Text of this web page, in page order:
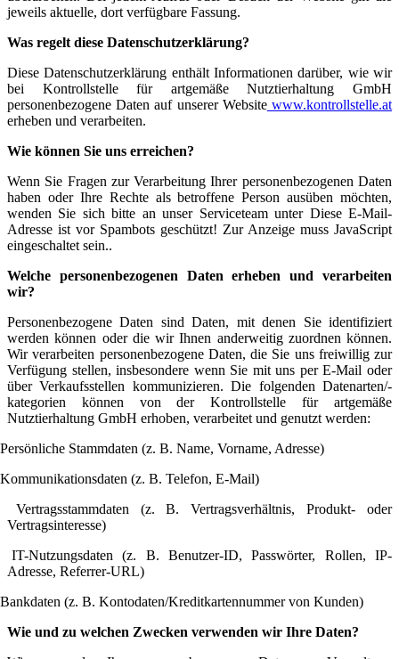
jeweils aktuelle, dort verfügbare Fassung.
Was regelt diese Datenschutzerklärung?
Diese Datenschutzerklärung enthält Informationen darüber, wie wir
bei Kontrollstelle für artgemäße Nutztierhaltung GmbH
personenbezogene Daten auf unserer Website www.kontrollstelle.at
erheben und verarbeiten.
Wie können Sie uns erreichen?
Wenn Sie Fragen zur Verarbeitung Ihrer personenbezogenen Daten
haben oder Ihre Rechte als betroffene Person ausüben möchten,
wenden Sie sich bitte an unser Serviceteam unter Diese E-Mail-
Adresse ist vor Spambots geschützt! Zur Anzeige muss JavaScript
eingeschaltet sein..
Welche personenbezogenen Daten erheben und verarbeiten
wir?
Personenbezogene Daten sind Daten, mit denen Sie identifiziert
werden können oder die wir Ihnen anderweitig zuordnen können.
Wir verarbeiten personenbezogene Daten, die Sie uns freiwillig zur
Verfügung stellen, insbesondere wenn Sie mit uns per E-Mail oder
über Verkaufsstellen kommunizieren. Die folgenden Datenarten/-
kategorien können von derKontrollstelle für artgemäße
Nutztierhaltung GmbH erhoben, verarbeitet und genutzt werden:
Persönliche Stammdaten (z. B. Name, Vorname, Adresse)
Kommunikationsdaten (z. B. Telefon, E-Mail)
Vertragsstammdaten (z. B. Vertragsverhältnis, Produkt- oder
Vertragsinteresse)
IT-Nutzungsdaten (z. B. Benutzer-ID, Passwörter, Rollen, IP-
Adresse, Referrer-URL)
Bankdaten (z. B. Kontodaten/Kreditkartennummer von Kunden)
Wie und zu welchen Zwecken verwenden wir Ihre Daten?